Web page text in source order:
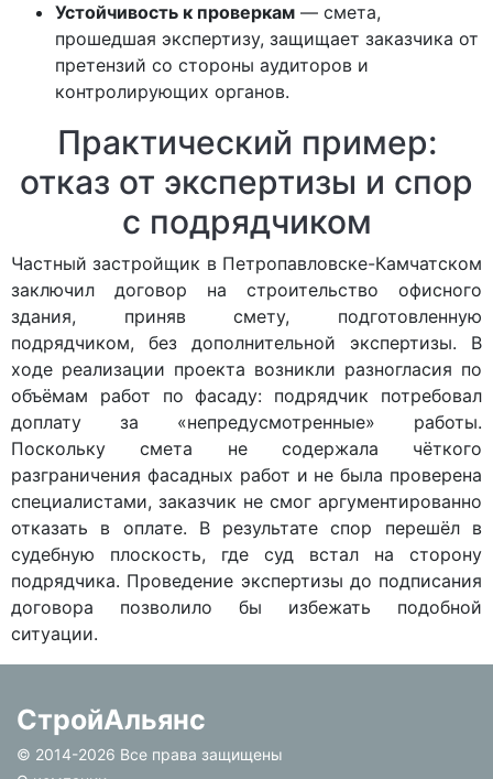
Устойчивость к проверкам — смета,
прошедшая экспертизу, защищает заказчика от
претензий со стороны аудиторов и
контролирующих органов.
Практический пример:
отказ от экспертизы и спор
с подрядчиком
Частный застройщик в Петропавловске-Камчатском
заключил договор на строительство офисного
здания, приняв смету, подготовленную
подрядчиком, без дополнительной экспертизы. В
ходе реализации проекта возникли разногласия по
объёмам работ по фасаду: подрядчик потребовал
доплату за «непредусмотренные» работы.
Поскольку смета не содержала чёткого
разграничения фасадных работ и не была проверена
специалистами, заказчик не смог аргументированно
отказать в оплате. В результате спор перешёл в
судебную плоскость, где суд встал на сторону
подрядчика. Проведение экспертизы до подписания
договора позволило бы избежать подобной
ситуации.
СтройАльянс
© 2014-2026 Все права защищены